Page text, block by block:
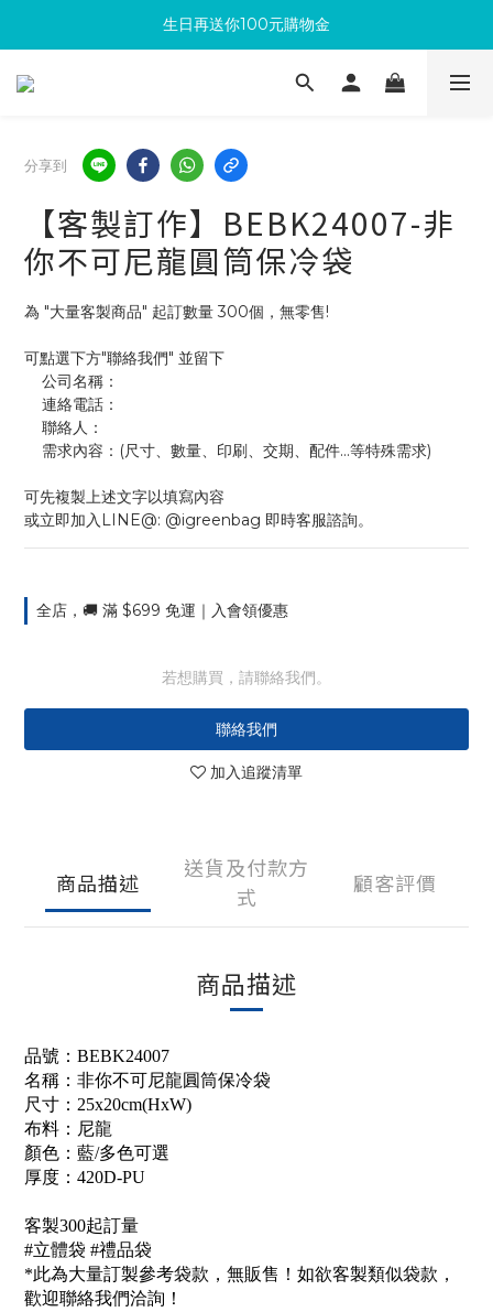
滿300回饋10%購物金
生日再送你100元購物金
加入成為新會員 馬上領取50元購物金
分享到
【客製訂作】BEBK24007-非
你不可尼龍圓筒保冷袋
為 "大量客製商品" 起訂數量 300個，無零售!
可點選下方"聯絡我們" 並留下
    公司名稱：
    連絡電話：
    聯絡人：
    需求內容：(尺寸、數量、印刷、交期、配件...等特殊需求)
可先複製上述文字以填寫內容
或立即加入LINE@: @igreenbag 即時客服諮詢。
全店，🚚 滿 $699 免運｜入會領優惠
若想購買，請聯絡我們。
聯絡我們
加入追蹤清單
商品描述
送貨及付款方
式
顧客評價
商品描述
品號： BEBK24007
名稱：非你不可尼龍圓筒保冷袋
尺寸：25x20cm(HxW)
布料：尼龍
顏色：藍/多色可選
厚度：420D-PU
客製300起訂量
#立體袋 #禮品袋
*此為大量訂製參考袋款，無販售！如欲客製類似袋款，
歡迎聯絡我們洽詢！